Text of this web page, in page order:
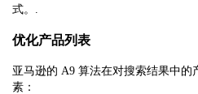
式。.
优化产品列表
亚马逊的 A9 算法在对搜索结果中的
素：